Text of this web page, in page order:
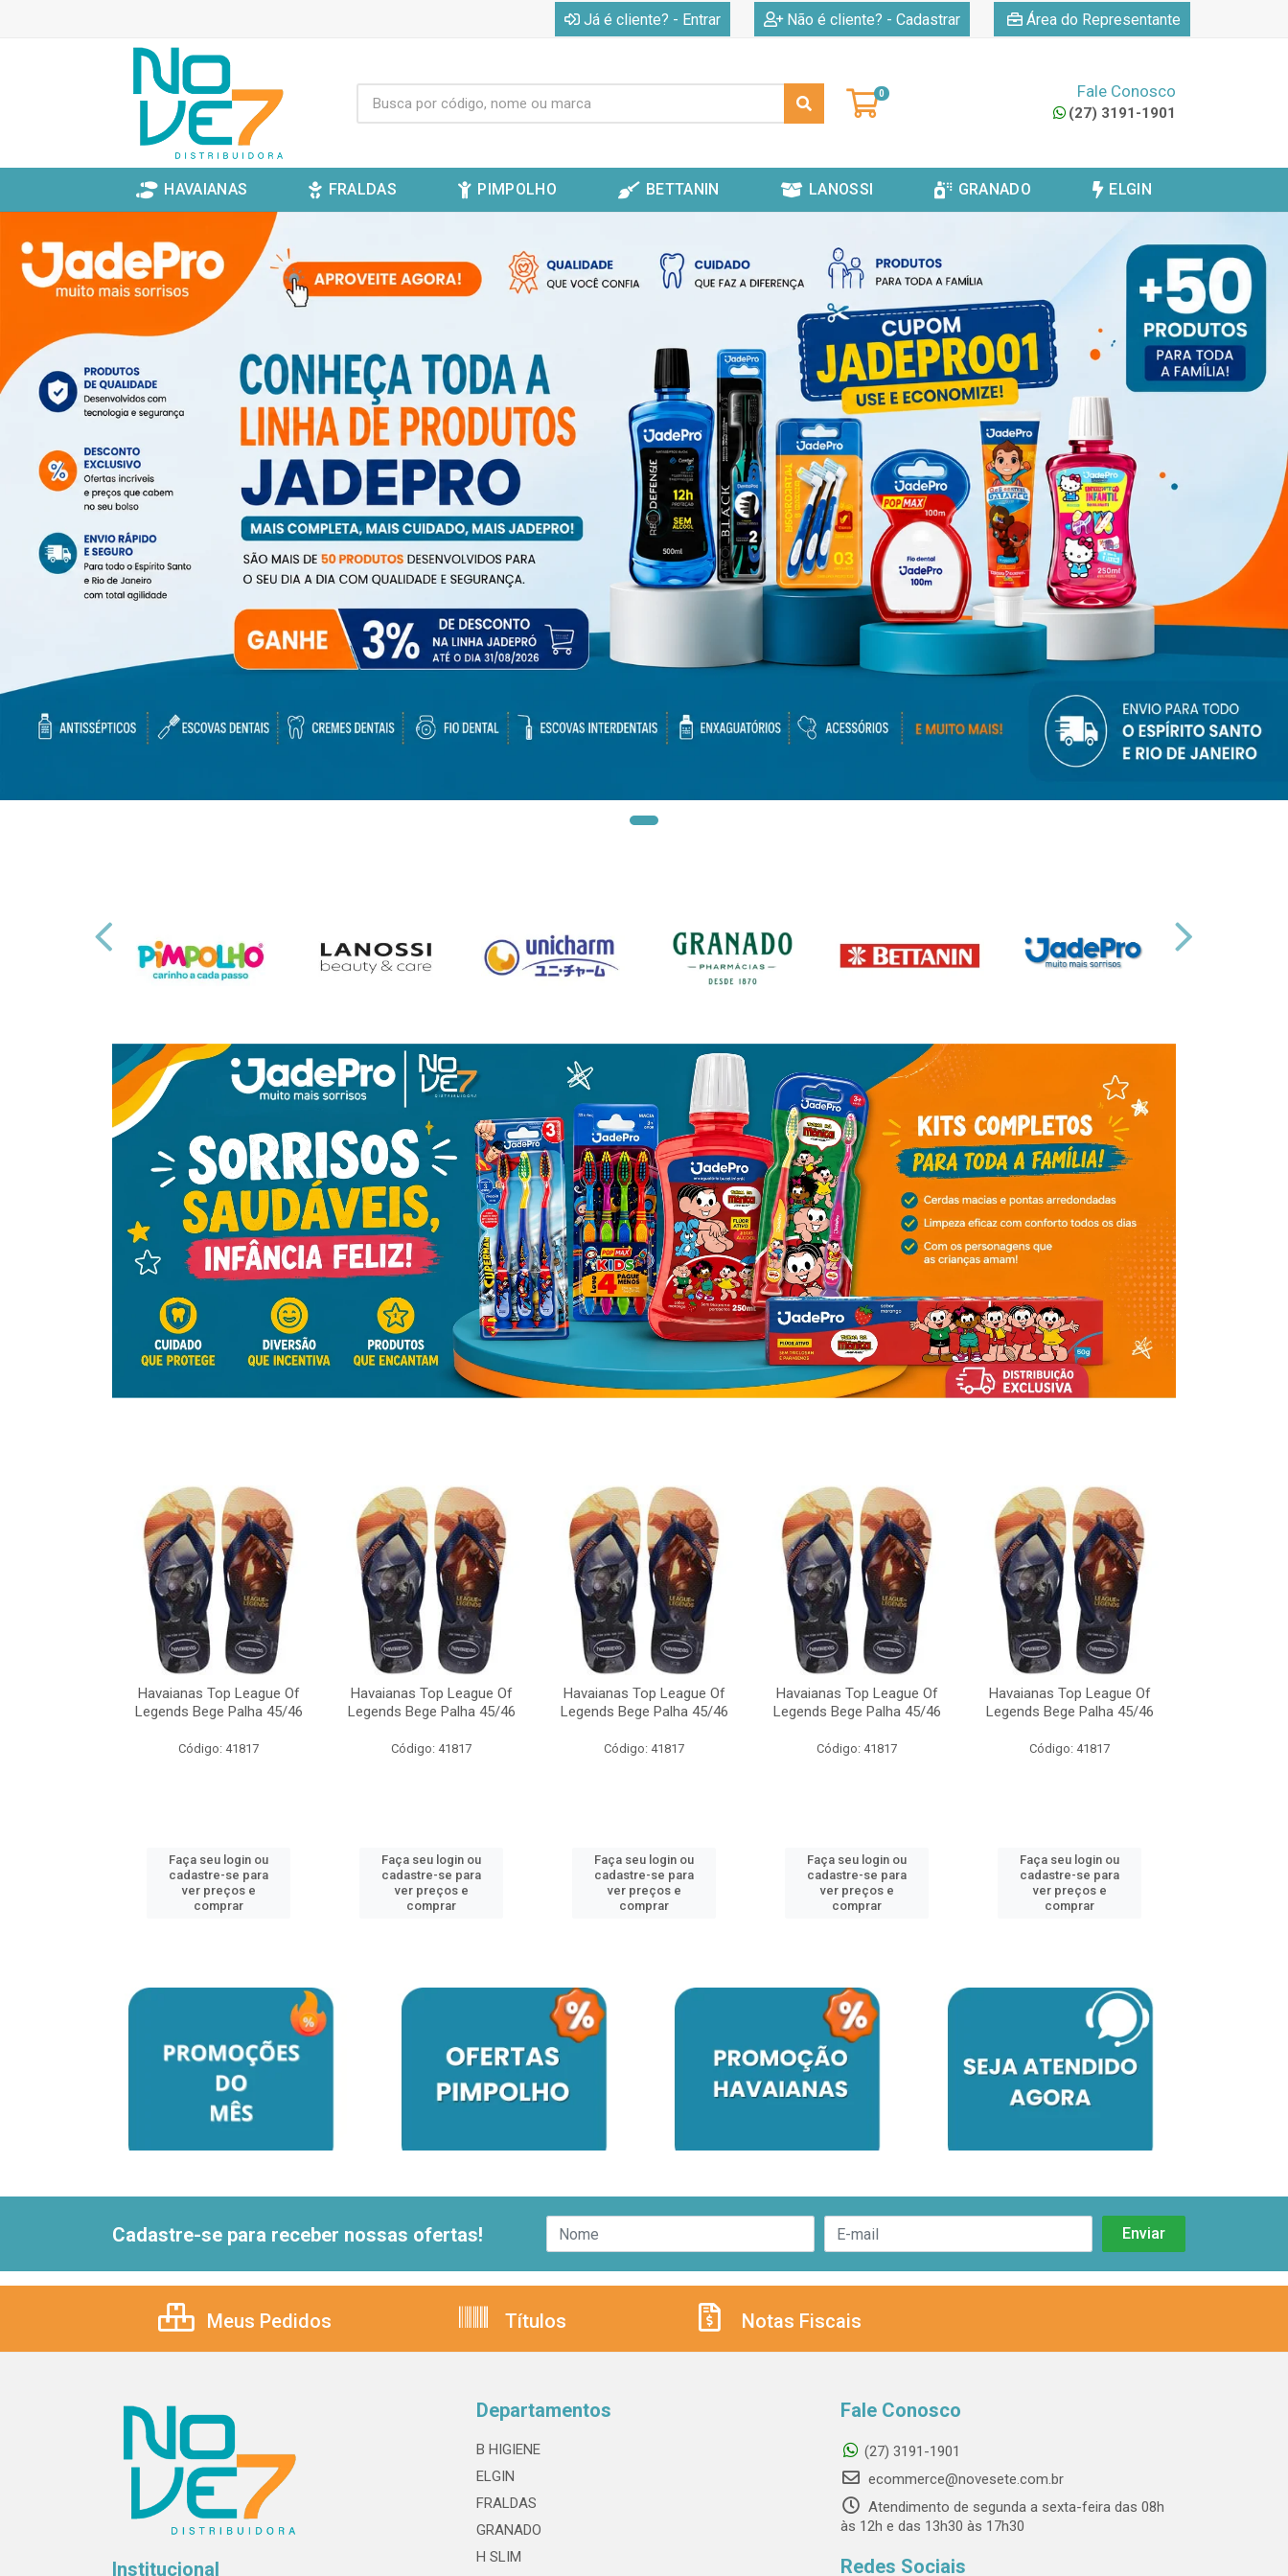
Já é cliente? - Entrar Não é cliente? - Cadastrar Área do Representante
0 Fale Conosco
(27) 3191-1901
HAVAIANAS FRALDAS PIMPOLHO BETTANIN LANOSSI GRANADO ELGIN
Havaianas Top League Of
Legends Bege Palha 45/46
Código: 41817
Faça seu login ou
cadastre-se para
ver preços e
comprar
Havaianas Top League Of
Legends Bege Palha 45/46
Código: 41817
Faça seu login ou
cadastre-se para
ver preços e
comprar
Havaianas Top League Of
Legends Bege Palha 45/46
Código: 41817
Faça seu login ou
cadastre-se para
ver preços e
comprar
Havaianas Top League Of
Legends Bege Palha 45/46
Código: 41817
Faça seu login ou
cadastre-se para
ver preços e
comprar
Havaianas Top League Of
Legends Bege Palha 45/46
Código: 41817
Faça seu login ou
cadastre-se para
ver preços e
comprar
Cadastre-se para receber nossas ofertas!
Meus Pedidos Títulos Notas Fiscais
Institucional
Departamentos
B HIGIENE
ELGIN
FRALDAS
GRANADO
H SLIM
Fale Conosco
(27) 3191-1901
ecommerce@novesete.com.br
Atendimento de segunda a sexta-feira das 08h
às 12h e das 13h30 às 17h30
Redes Sociais